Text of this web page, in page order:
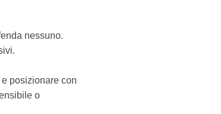
nessuno.
posizionare con
o